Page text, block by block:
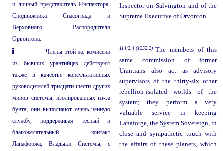
и личный представитель Инспектора-
Сподвижника Спасограда и
Верховного Распорядителя
Орвонтона.
Inspector on Salvington and of the
Supreme Executive of Orvonton.
Члены этой же комиссии
из бывших урантийцев действуют
также в качестве консультативных
руководителей тридцати шести других
миров системы, изолированных из-за
бунта; они выполняют очень ценную
службу, поддерживая тесный и
благожелательный контакт
Ланафоржа, Владыки Системы, с
114:2.4 (1252.2) The members of this
same commission of former
Urantians also act as advisory
supervisors of the thirty-six other
rebellion-isolated worlds of the
system; they perform a very
valuable service in keeping
Lanaforge, the System Sovereign, in
close and sympathetic touch with
the affairs of these planets, which